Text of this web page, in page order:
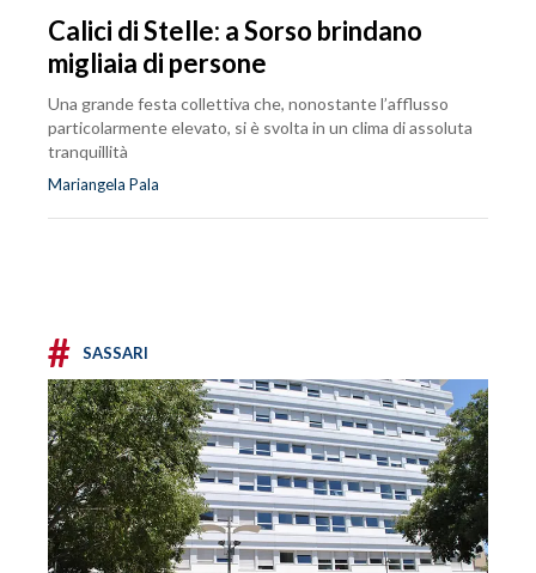
Calici di Stelle: a Sorso brindano
migliaia di persone
Una grande festa collettiva che, nonostante l’afflusso
particolarmente elevato, si è svolta in un clima di assoluta
tranquillità
Mariangela Pala
# SASSARI